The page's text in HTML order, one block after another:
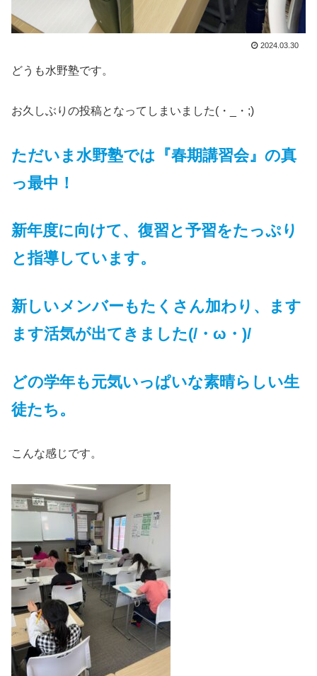
2024.03.30
どうも水野塾です。
お久しぶりの投稿となってしまいました(・_・;)
ただいま水野塾では『春期講習会』の真
っ最中！
新年度に向けて、復習と予習をたっぷり
と指導しています。
新しいメンバーもたくさん加わり、ます
ます活気が出てきました(/・ω・)/
どの学年も元気いっぱいな素晴らしい生
徒たち。
こんな感じです。